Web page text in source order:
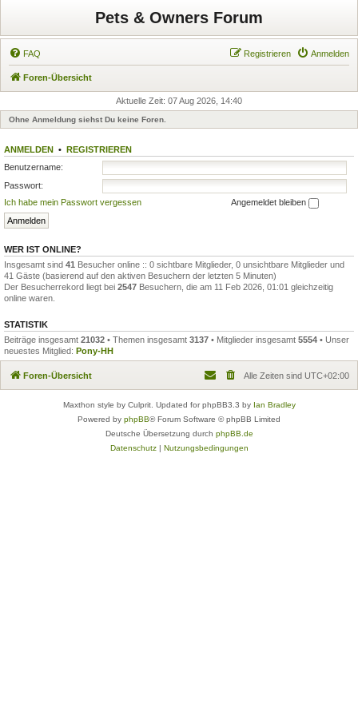
Pets & Owners Forum
FAQ Anmelden
Registrieren
Foren-Übersicht
Aktuelle Zeit: 07 Aug 2026, 14:40
Ohne Anmeldung siehst Du keine Foren.
ANMELDEN • REGISTRIEREN
Benutzername:
Passwort:
Ich habe mein Passwort vergessen
Angemeldet bleiben
WER IST ONLINE?
Insgesamt sind 41 Besucher online :: 0 sichtbare Mitglieder, 0 unsichtbare Mitglieder und
41 Gäste (basierend auf den aktiven Besuchern der letzten 5 Minuten)
Der Besucherrekord liegt bei 2547 Besuchern, die am 11 Feb 2026, 01:01 gleichzeitig
online waren.
STATISTIK
Beiträge insgesamt 21032 • Themen insgesamt 3137 • Mitglieder insgesamt 5554 • Unser
neuestes Mitglied: Pony-HH
Foren-Übersicht Alle Zeiten sind UTC+02:00
Maxthon style by Culprit. Updated for phpBB3.3 by Ian Bradley
Powered by phpBB® Forum Software © phpBB Limited
Deutsche Übersetzung durch phpBB.de
Datenschutz| Nutzungsbedingungen